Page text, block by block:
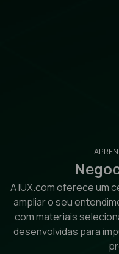
A IUX.com oferece um
ampliar o seu
com materiais
desenvolvidas para